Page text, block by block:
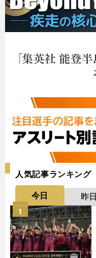
人気記事ランキング
今日 昨日
1